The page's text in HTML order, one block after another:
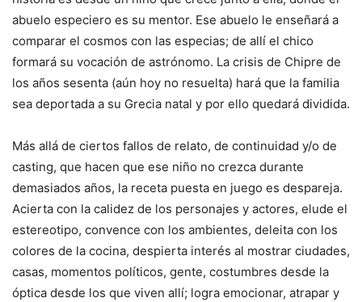
abuelo especiero es su mentor. Ese abuelo le enseñará a
comparar el cosmos con las especias; de allí el chico
formará su vocación de astrónomo. La crisis de Chipre de
los años sesenta (aún hoy no resuelta) hará que la familia
sea deportada a su Grecia natal y por ello quedará dividida.
Más allá de ciertos fallos de relato, de continuidad y/o de
casting, que hacen que ese niño no crezca durante
demasiados años, la receta puesta en juego es despareja.
Acierta con la calidez de los personajes y actores, elude el
estereotipo, convence con los ambientes, deleita con los
colores de la cocina, despierta interés al mostrar ciudades,
casas, momentos políticos, gente, costumbres desde la
óptica desde los que viven allí; logra emocionar, atrapar y